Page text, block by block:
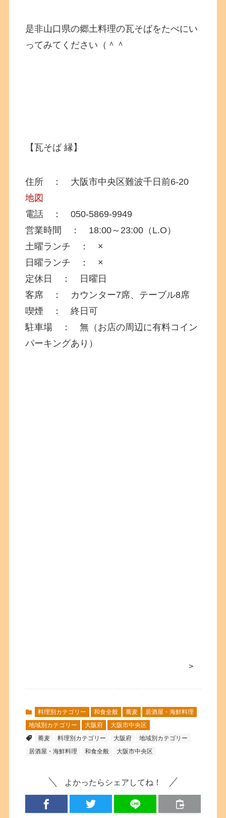
是非山口県の郷土料理の瓦そばをたべにい
ってみてください（＾＾
【瓦そば 縁】
住所 ： 大阪市中央区難波千日前6-20
地図
電話 ： 050-5869-9949
営業時間 ： 18:00～23:00（L.O）
土曜ランチ ： ×
日曜ランチ ： ×
定休日 ： 日曜日
客席 ： カウンター7席、テーブル8席
喫煙 ： 終日可
駐車場 ： 無（お店の周辺に有料コイン
パーキングあり）
>
料理別カテゴリー 和食全般 蕎麦
居酒屋・海鮮料理
地域別カテゴリー
大阪府
大阪市中央区
蕎麦
料理別カテゴリー 大阪府
地域別カテゴリー
居酒屋・海鮮料理
和食全般 大阪市中央区
よかったらシェアしてね！